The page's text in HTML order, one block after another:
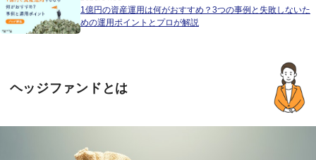
1億円の資産運用は何がおすすめ？3つの事例と失敗しないた
めの運用ポイントとプロが解説
ヘッジファンドとは